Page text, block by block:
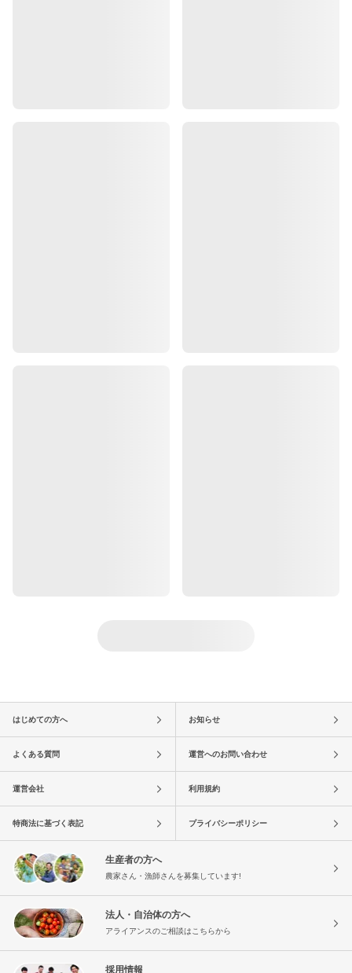
はじめての方へ お知らせ
よくある質問 運営へのお問い合わせ
運営会社 利用規約
特商法に基づく表記 プライバシーポリシー
生産者の方へ
農家さん・漁師さんを募集しています!
法人・自治体の方へ
アライアンスのご相談はこちらから
採用情報